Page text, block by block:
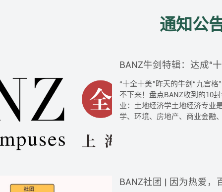
通知公
BANZ牛剑特辑：达成“
“十全十美”昨天的牛剑“九宫
不下来！盘点BANZ收到的10
业：土地经济学土地经济专业
学、环境、房地产、商业金融
BANZ社团 | 因为热爱，